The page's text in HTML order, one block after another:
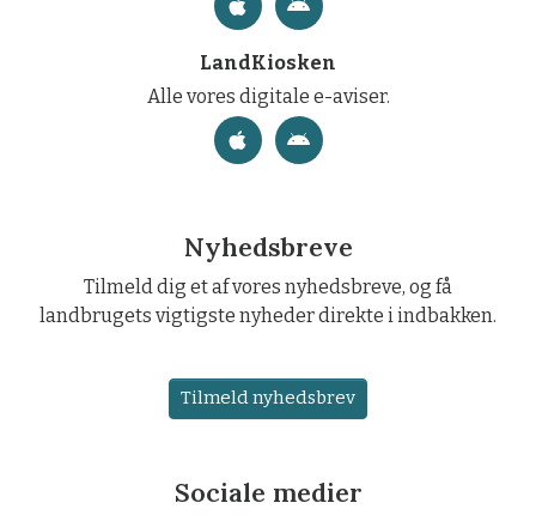
LandKiosken
Alle vores digitale e-aviser.
Nyhedsbreve
Tilmeld dig et af vores nyhedsbreve, og få
landbrugets vigtigste nyheder direkte i indbakken.
Tilmeld nyhedsbrev
Sociale medier